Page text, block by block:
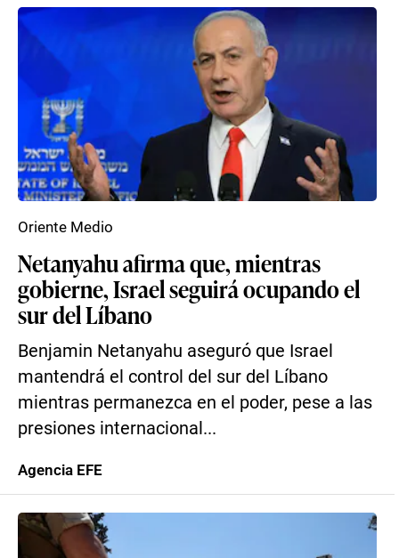
Netanyahu afirma que, mientras
gobierne, Israel seguirá ocupando el
sur del Líbano
Benjamin Netanyahu aseguró que Israel
mantendrá el control del sur del Líbano
mientras permanezca en el poder, pese a las
presiones internacional...
Oriente Medio
Agencia EFE